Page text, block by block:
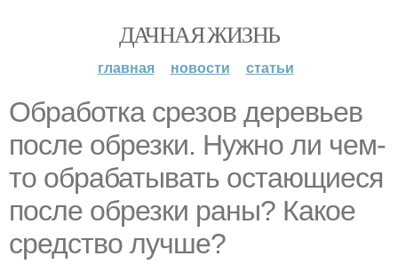
ДАЧНАЯ ЖИЗНЬ
главная новости статьи
Обработка срезов деревьев
после обрезки. Нужно ли чем-
то обрабатывать остающиеся
после обрезки раны? Какое
средство лучше?